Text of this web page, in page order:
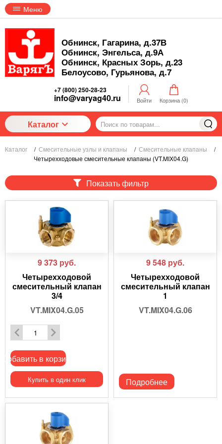
Меню
Обнинск, Гагарина, д.37В
Обнинск, Энгельса, д.9А
Обнинск, Красных Зорь, д.23
Белоусово, Гурьянова, д.7
+7 (800) 250-28-23
info@varyag40.ru Войти Корзина (0)
Каталог
Каталог / Смесительные узлы и клапаны / Смесительные клапаны
/
Четырехходовые смесительные клапаны (VT.MIX04.G)
Показать фильтр
9 373 руб.
Четырехходовой
смесительный клапан
3/4
VT.MIX04.G.05
Добавить в корзину
Купить в один клик
9 548 руб.
Четырехходовой
смесительный клапан
1
VT.MIX04.G.06
Подробнее